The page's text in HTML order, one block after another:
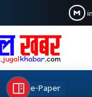
e-Paper